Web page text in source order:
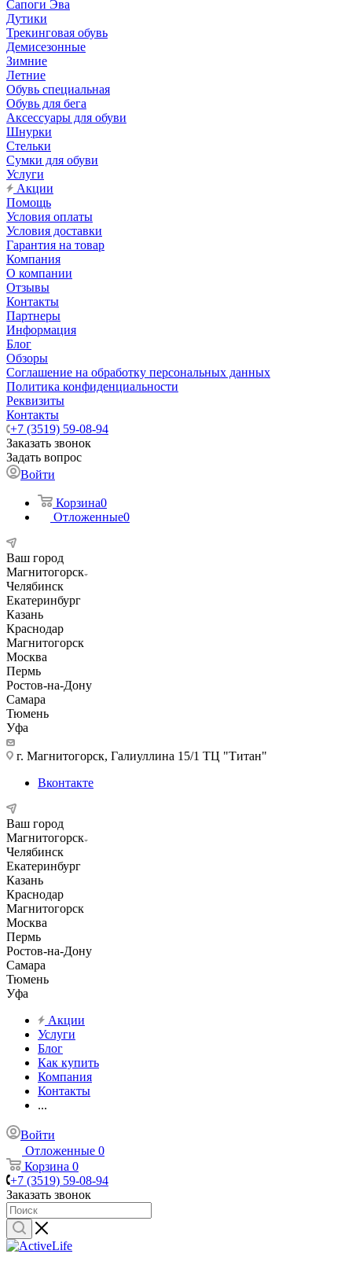
Сапоги Эва
Дутики
Трекинговая обувь
Демисезонные
Зимние
Летние
Обувь специальная
Обувь для бега
Аксессуары для обуви
Шнурки
Стельки
Сумки для обуви
Услуги
Акции
Помощь
Условия оплаты
Условия доставки
Гарантия на товар
Компания
О компании
Отзывы
Контакты
Партнеры
Информация
Блог
Обзоры
Соглашение на обработку персональных данных
Политика конфиденциальности
Реквизиты
Контакты
+7 (3519) 59-08-94
Заказать звонок
Задать вопрос
Войти
Корзина0
Отложенные0
Ваш город
Магнитогорск
Челябинск
Екатеринбург
Казань
Краснодар
Магнитогорск
Москва
Пермь
Ростов-на-Дону
Самара
Тюмень
Уфа
г. Магнитогорск, Галиуллина 15/1 ТЦ "Титан"
Вконтакте
Ваш город
Магнитогорск
Челябинск
Екатеринбург
Казань
Краснодар
Магнитогорск
Москва
Пермь
Ростов-на-Дону
Самара
Тюмень
Уфа
Акции
Услуги
Блог
Как купить
Компания
Контакты
...
Войти
Отложенные 0
Корзина 0
+7 (3519) 59-08-94
Заказать звонок